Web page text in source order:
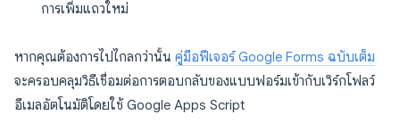
การเพิ่มแถวใหม่
หากคุณต้องการไปไกลกว่านั้น คู่มือฟีเจอร์ Google Forms ฉบับเต็ม
จะครอบคลุมวิธีเชื่อมต่อการตอบกลับของแบบฟอร์มเข้ากับเวิร์กโฟลว์
อีเมลอัตโนมัติโดยใช้ Google Apps Script